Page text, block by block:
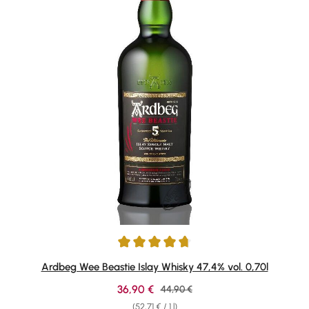
Average rating of 4.75 out of 5 stars
Ardbeg Wee Beastie Islay Whisky 47,4% vol. 0,70l
(52,71 € / 1 l)
Sale price:
36,90 € Regular price:
44,90 €